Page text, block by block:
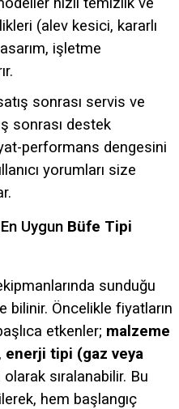
(alev kesici, kararlı
işletme
sonrası servis ve
sonrası destek
performans dengesini
yorumları size
Uygun Büfe Tipi
sunduğu
Öncelikle fiyatların
etkenler; malzeme
, enerji tipi (gaz veya
olarak sıralanabilir. Bu
hem başlangıç